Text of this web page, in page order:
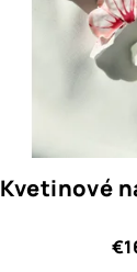
Kvetinové